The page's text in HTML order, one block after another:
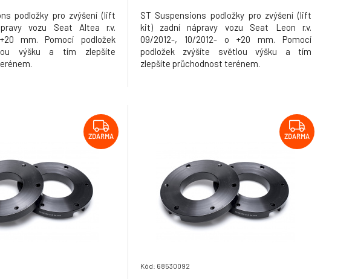
podložky pro zvýšení (lift
vozu Seat Altea r.v.
mm. Pomocí podložek
výšku a tím zlepšíte
ST Suspensions podložky pro zvýšení (lift
kit) zadní nápravy vozu Seat Leon r.v.
09/2012-, 10/2012- o +20 mm. Pomocí
podložek zvýšíte světlou výšku a tím
zlepšíte průchodnost terénem.
ZDARMA ZDARMA
Kód: 68530092